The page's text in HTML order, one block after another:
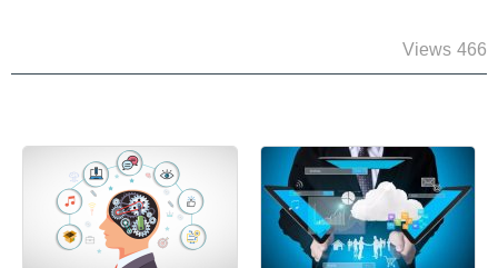
466 Views